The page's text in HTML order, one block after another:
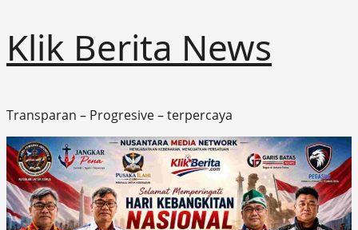
Klik Berita News
Transparan – Progresive – terpercaya